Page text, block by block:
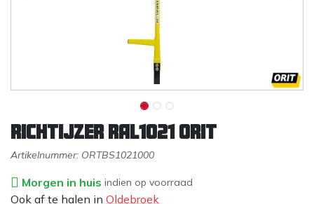
Richtijzer RAL1021 ORIT
Artikelnummer: ORTBS1021000
Morgen in huis indien op voorraad
Ook af te halen in Oldebroek